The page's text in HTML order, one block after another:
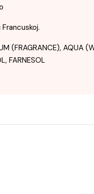
(FRAGRANCE), AQUA
FARNESOL